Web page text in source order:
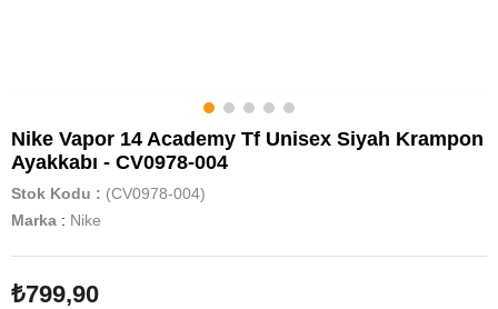
Nike Vapor 14 Academy Tf Unisex Siyah Krampon
Ayakkabı - CV0978-004
Stok Kodu
(CV0978-004)
Marka : Nike
₺799,90